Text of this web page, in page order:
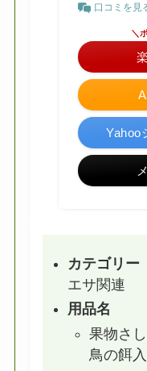
口コミを見
＼
Yahoo
カテゴリー
エサ関連
用品名
果物さし
鳥の餌